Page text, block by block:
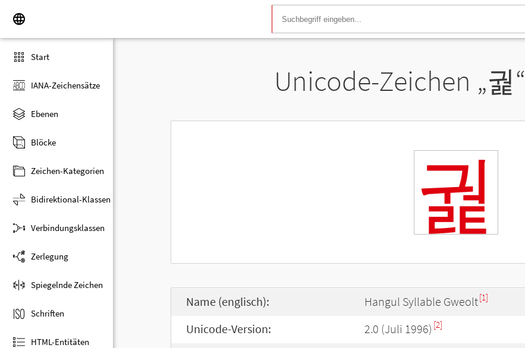
Start
IANA-Zeichensätze
Ebenen
Blöcke
Zeichen-Kategorien
Bidirektional-Klassen
Verbindungsklassen
Zerlegung
Spiegelnde Zeichen
Schriften
HTML-Entitäten
Unicode-Zeichen „궕
궕
Name (englisch): Hangul Syllable Gweolt[1]
Unicode-Version: 2.0 (Juli 1996) [2]